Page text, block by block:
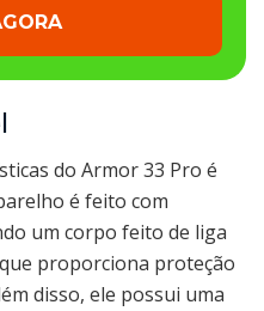
do Armor 33 Pro é
é feito com
um corpo feito de liga
proporciona proteção
disso, ele possui uma